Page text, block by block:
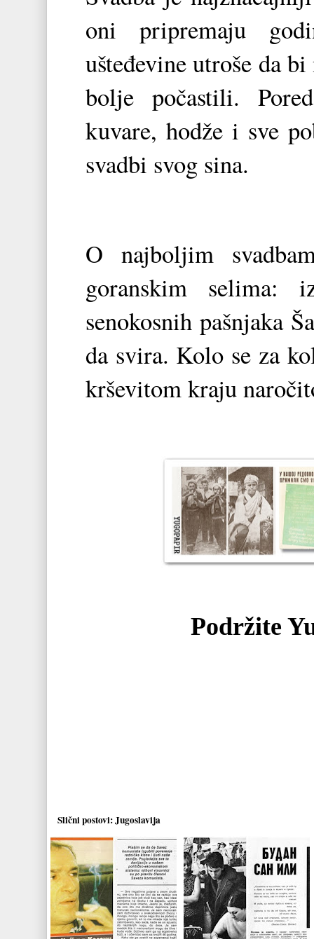
oni pripremaju
ušteđevine utroše da
bolje počastili.
kuvare, hodže i sve
svadbi svog sina.
O najboljim
goranskim selima:
senokosnih pašnjaka
da svira. Kolo se za
krševitom kraju
Podržite
Slični postovi:Jugoslavija